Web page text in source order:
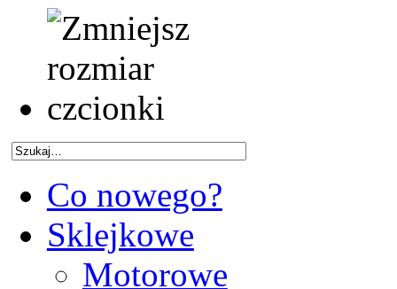
Co nowego?
Sklejkowe
Motorowe